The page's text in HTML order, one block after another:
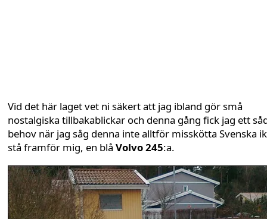
Vid det här laget vet ni säkert att jag ibland gör små
nostalgiska tillbakablickar och denna gång fick jag ett
behov när jag såg denna inte alltför misskötta Svenska
stå framför mig, en blå Volvo 245:a.